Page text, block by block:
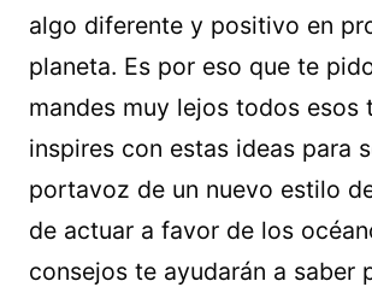
algo diferente y positivo en
planeta. Es por eso que te
mandes muy lejos todos esos
inspires con estas ideas para
portavoz de un nuevo estilo
de actuar a favor de los
consejos te ayudarán a saber